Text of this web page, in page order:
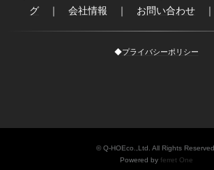
グ ｜ 会社情報 ｜ お問い合わせ
◆プライバシーポリシー
© Q-HOEco.,Ltd. All Rights Reserved.
Powered by ferret One